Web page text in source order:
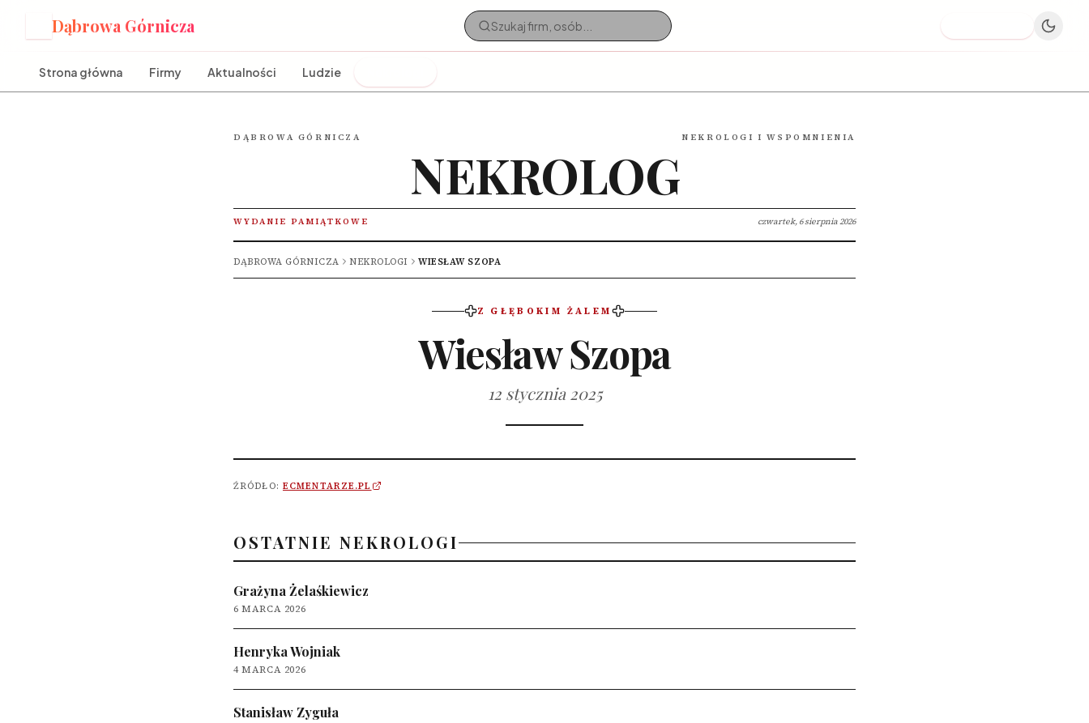
Dąbrowa Górnicza
Strona główna Firmy Aktualności Ludzie
DĄBROWA GÓRNICZA NEKROLOGI I WSPOMNIENIA
NEKROLOG
WYDANIE PAMIĄTKOWE czwartek, 6 sierpnia 2026
DĄBROWA GÓRNICZA NEKROLOGI WIESŁAW SZOPA
Z GŁĘBOKIM ŻALEM
Wiesław Szopa
12 stycznia 2025
ŹRÓDŁO: ECMENTARZE.PL
OSTATNIE NEKROLOGI
Grażyna Żelaśkiewicz
6 MARCA 2026
Henryka Wojniak
4 MARCA 2026
Stanisław Zyguła